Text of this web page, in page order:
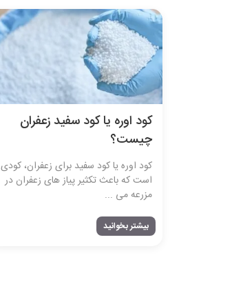
کود اوره یا کود سفید زعفران
چیست؟
کود اوره یا کود سفید برای زعفران، کودی
است که باعث تکثیر پیاز های زعفران در
مزرعه می‌ ...
بیشتر بخوانید